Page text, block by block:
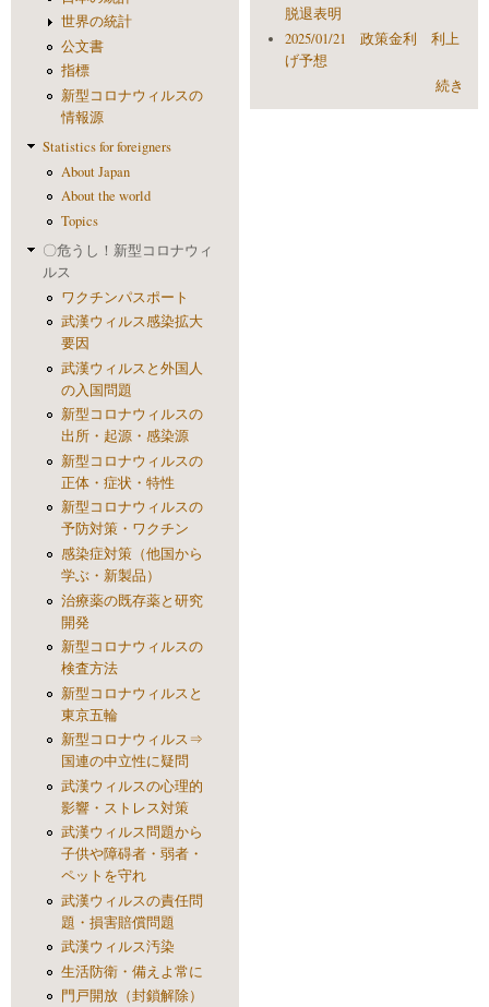
世界の統計
公文書
指標
新型コロナウィルスの
情報源
Statistics for foreigners
About Japan
About the world
Topics
〇危うし！新型コロナウィ
ルス
ワクチンパスポート
武漢ウィルス感染拡大
要因
武漢ウィルスと外国人
の入国問題
新型コロナウィルスの
出所・起源・感染源
新型コロナウィルスの
正体・症状・特性
新型コロナウィルスの
予防対策・ワクチン
感染症対策（他国から
学ぶ・新製品）
治療薬の既存薬と研究
開発
新型コロナウィルスの
検査方法
新型コロナウィルスと
東京五輪
新型コロナウィルス⇒
国連の中立性に疑問
武漢ウィルスの心理的
影響・ストレス対策
武漢ウィルス問題から
子供や障碍者・弱者・
ペットを守れ
武漢ウィルスの責任問
題・損害賠償問題
武漢ウィルス汚染
生活防衛・備えよ常に
門戸開放（封鎖解除）
脱退表明
2025/01/21 政策金利 利上
げ予想
続き